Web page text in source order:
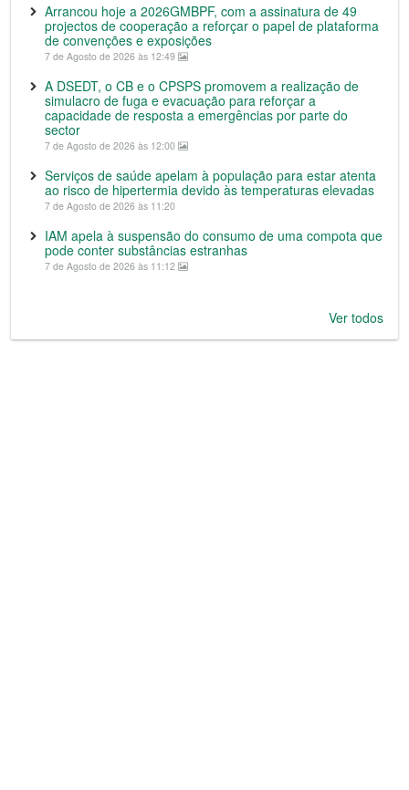
Arrancou hoje a 2026GMBPF, com a assinatura de 49
projectos de cooperação a reforçar o papel de plataforma
de convenções e exposições
7 de Agosto de 2026 às 12:49
A DSEDT, o CB e o CPSPS promovem a realização de
simulacro de fuga e evacuação para reforçar a
capacidade de resposta a emergências por parte do
sector
7 de Agosto de 2026 às 12:00
Serviços de saúde apelam à população para estar atenta
ao risco de hipertermia devido às temperaturas elevadas
7 de Agosto de 2026 às 11:20
IAM apela à suspensão do consumo de uma compota que
pode conter substâncias estranhas
7 de Agosto de 2026 às 11:12
Ver todos